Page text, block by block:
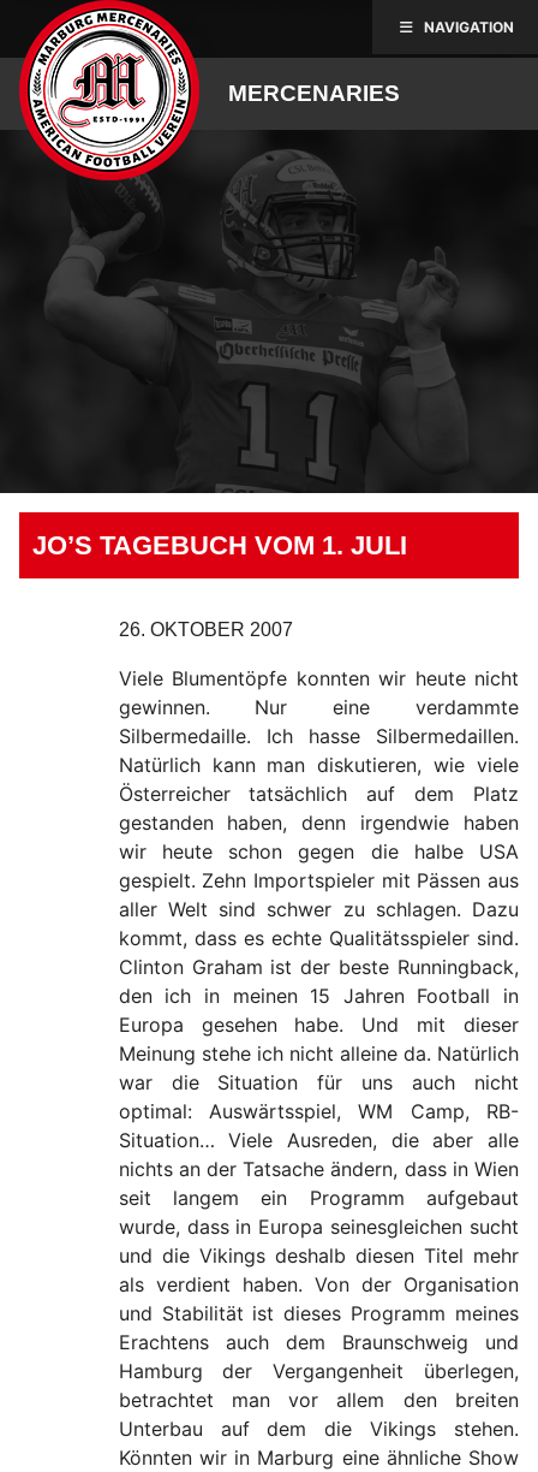
content
MERCENARIES
JO’S TAGEBUCH VOM 1. JULI
26. OKTOBER 2007
Viele Blumentöpfe konnten wir heute nicht
gewinnen. Nur eine verdammte
Silbermedaille. Ich hasse Silbermedaillen.
Natürlich kann man diskutieren, wie viele
Österreicher tatsächlich auf dem Platz
gestanden haben, denn irgendwie haben
wir heute schon gegen die halbe USA
gespielt. Zehn Importspieler mit Pässen aus
aller Welt sind schwer zu schlagen. Dazu
kommt, dass es echte Qualitätsspieler sind.
Clinton Graham ist der beste Runningback,
den ich in meinen 15 Jahren Football in
Europa gesehen habe. Und mit dieser
Meinung stehe ich nicht alleine da. Natürlich
war die Situation für uns auch nicht
optimal: Auswärtsspiel, WM Camp, RB-
Situation… Viele Ausreden, die aber alle
nichts an der Tatsache ändern, dass in Wien
seit langem ein Programm aufgebaut
wurde, dass in Europa seinesgleichen sucht
und die Vikings deshalb diesen Titel mehr
als verdient haben. Von der Organisation
und Stabilität ist dieses Programm meines
Erachtens auch dem Braunschweig und
Hamburg der Vergangenheit überlegen,
betrachtet man vor allem den breiten
Unterbau auf dem die Vikings stehen.
Könnten wir in Marburg eine ähnliche Show
NAVIGATION